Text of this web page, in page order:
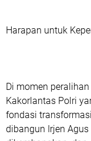
Harapan untuk
Di momen
Kakorlantas Polri
fondasi
dibangun Irjen